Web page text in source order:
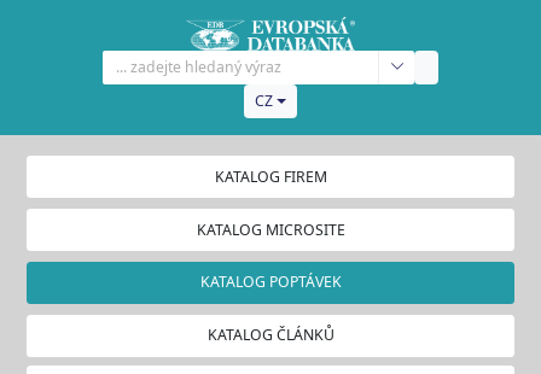
CZ
KATALOG FIREM
KATALOG MICROSITE
KATALOG POPTÁVEK
KATALOG ČLÁNKŮ